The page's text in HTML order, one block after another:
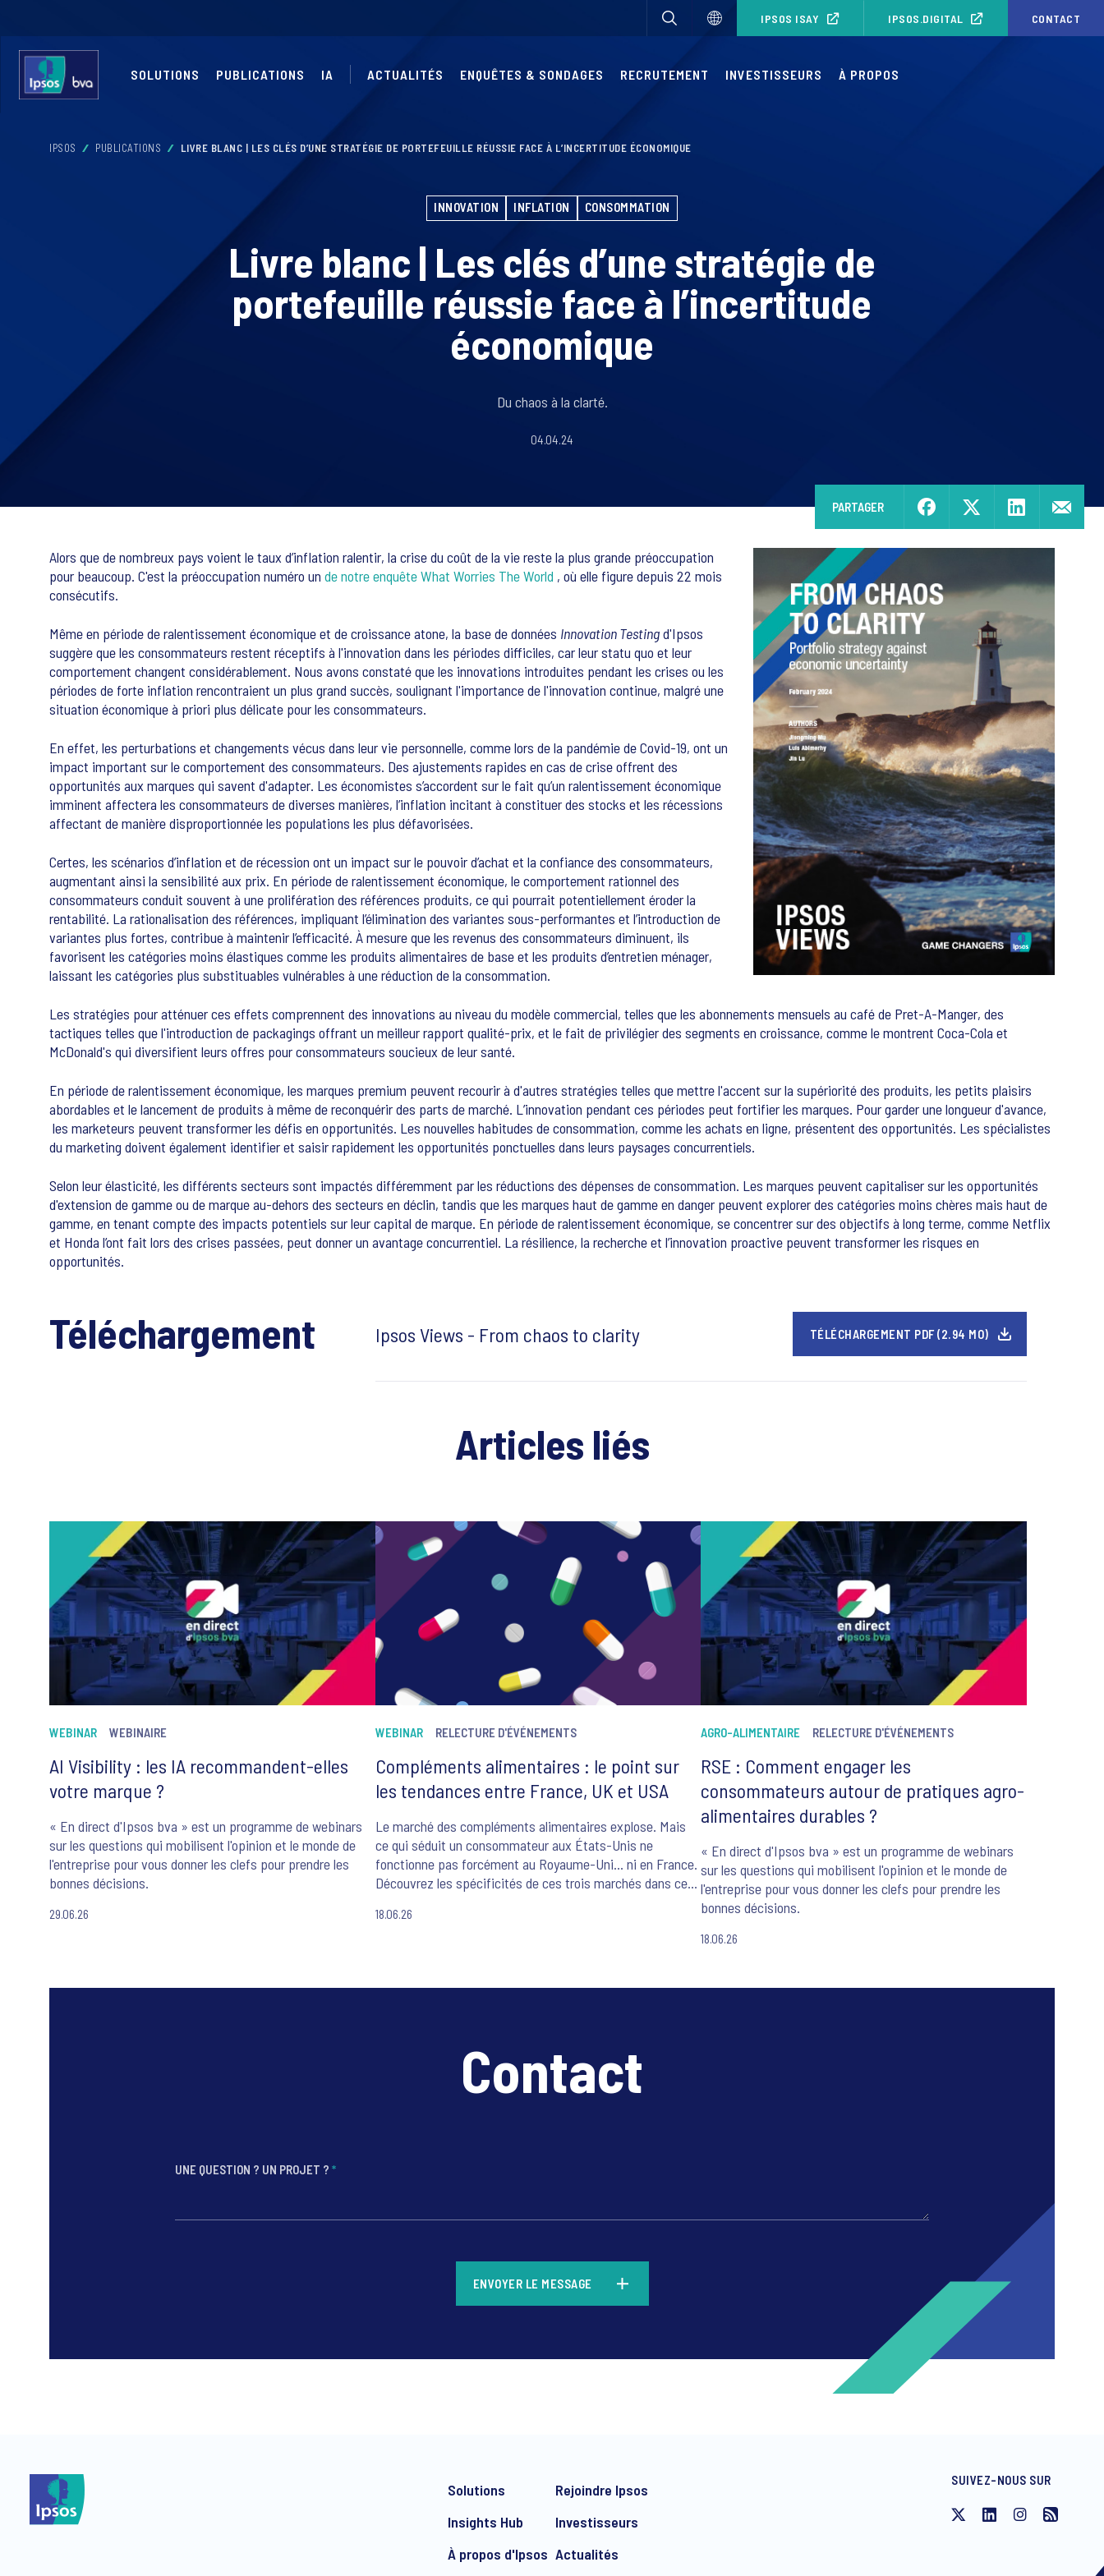
IPSOS ISAY IPSOS.DIGITAL CONTACT
SOLUTIONS PUBLICATIONS IA ACTUALITÉS ENQUÊTES & SONDAGES RECRUTEMENT INVESTISSEURS À PROPOS
IPSOS PUBLICATIONS LIVRE BLANC | LES CLÉS D’UNE STRATÉGIE DE PORTEFEUILLE RÉUSSIE FACE À L’INCERTITUDE ÉCONOMIQUE
INNOVATION INFLATION CONSOMMATION
Livre blanc | Les clés d’une stratégie de
portefeuille réussie face à l’incertitude
économique
Du chaos à la clarté.
04.04.24
PARTAGER
Alors que de nombreux pays voient le taux d’inflation ralentir, la crise du coût de la vie reste la plus grande préoccupation
pour beaucoup. C'est la préoccupation numéro un de notre enquête What Worries The World , où elle figure depuis 22 mois
consécutifs.
Même en période de ralentissement économique et de croissance atone, la base de données Innovation Testingd'Ipsos
suggère que les consommateurs restent réceptifs à l'innovation dans les périodes difficiles, car leur statu quo et leur
comportement changent considérablement. Nous avons constaté que les innovations introduites pendant les crises ou les
périodes de forte inflation rencontraient un plus grand succès, soulignant l'importance de l'innovation continue, malgré une
situation économique à priori plus délicate pour les consommateurs.
En effet, les perturbations et changements vécus dans leur vie personnelle, comme lors de la pandémie de Covid-19, ont un
impact important sur le comportement des consommateurs. Des ajustements rapides en cas de crise offrent des
opportunités aux marques qui savent d'adapter. Les économistes s’accordent sur le fait qu’un ralentissement économique
imminent affectera les consommateurs de diverses manières, l’inflation incitant à constituer des stocks et les récessions
affectant de manière disproportionnée les populations les plus défavorisées.
Certes, les scénarios d’inflation et de récession ont un impact sur le pouvoir d’achat et la confiance des consommateurs,
augmentant ainsi la sensibilité aux prix. En période de ralentissement économique, le comportement rationnel des
consommateurs conduit souvent à une prolifération des références produits, ce qui pourrait potentiellement éroder la
rentabilité. La rationalisation des références, impliquant l’élimination des variantes sous-performantes et l’introduction de
variantes plus fortes, contribue à maintenir l’efficacité. À mesure que les revenus des consommateurs diminuent, ils
favorisent les catégories moins élastiques comme les produits alimentaires de base et les produits d’entretien ménager,
laissant les catégories plus substituables vulnérables à une réduction de la consommation.
Les stratégies pour atténuer ces effets comprennent des innovations au niveau du modèle commercial, telles que les abonnements mensuels au café de Pret-A-Manger, des
tactiques telles que l'introduction de packagings offrant un meilleur rapport qualité-prix, et le fait de privilégier des segments en croissance, comme le montrent Coca-Cola et
McDonald's qui diversifient leurs offres pour consommateurs soucieux de leur santé.
En période de ralentissement économique, les marques premium peuvent recourir à d'autres stratégies telles que mettre l'accent sur la supériorité des produits, les petits plaisirs
abordables et le lancement de produits à même de reconquérir des parts de marché. L’innovation pendant ces périodes peut fortifier les marques. Pour garder une longueur d'avance,
les marketeurs peuvent transformer les défis en opportunités. Les nouvelles habitudes de consommation, comme les achats en ligne, présentent des opportunités. Les spécialistes
du marketing doivent également identifier et saisir rapidement les opportunités ponctuelles dans leurs paysages concurrentiels.
Selon leur élasticité, les différents secteurs sont impactés différemment par les réductions des dépenses de consommation. Les marques peuvent capitaliser sur les opportunités
d'extension de gamme ou de marque au-dehors des secteurs en déclin, tandis que les marques haut de gamme en danger peuvent explorer des catégories moins chères mais haut de
gamme, en tenant compte des impacts potentiels sur leur capital de marque. En période de ralentissement économique, se concentrer sur des objectifs à long terme, comme Netflix
et Honda l’ont fait lors des crises passées, peut donner un avantage concurrentiel. La résilience, la recherche et l’innovation proactive peuvent transformer les risques en
opportunités.
Téléchargement Ipsos Views - From chaos to clarity TÉLÉCHARGEMENT PDF (2.94 MO)
Articles liés
WEBINAR WEBINAIRE
AI Visibility : les IA recommandent-elles
votre marque ?
« En direct d'Ipsos bva » est un programme de webinars
sur les questions qui mobilisent l'opinion et le monde de
l'entreprise pour vous donner les clefs pour prendre les
bonnes décisions.
29.06.26
WEBINAR RELECTURE D'ÉVÉNEMENTS
Compléments alimentaires : le point sur
les tendances entre France, UK et USA
Le marché des compléments alimentaires explose. Mais
ce qui séduit un consommateur aux États-Unis ne
fonctionne pas forcément au Royaume-Uni… ni en France.
Découvrez les spécificités de ces trois marchés dans ce
18.06.26
AGRO-ALIMENTAIRE RELECTURE D'ÉVÉNEMENTS
RSE : Comment engager les
consommateurs autour de pratiques agro-
alimentaires durables ?
« En direct d'Ipsos bva » est un programme de webinars
sur les questions qui mobilisent l'opinion et le monde de
l'entreprise pour vous donner les clefs pour prendre les
bonnes décisions.
18.06.26
Contact
UNE QUESTION ? UN PROJET ? *
ENVOYER LE MESSAGE
Solutions
Insights Hub
À propos d'Ipsos
Rejoindre Ipsos
Investisseurs
Actualités
SUIVEZ-NOUS SUR